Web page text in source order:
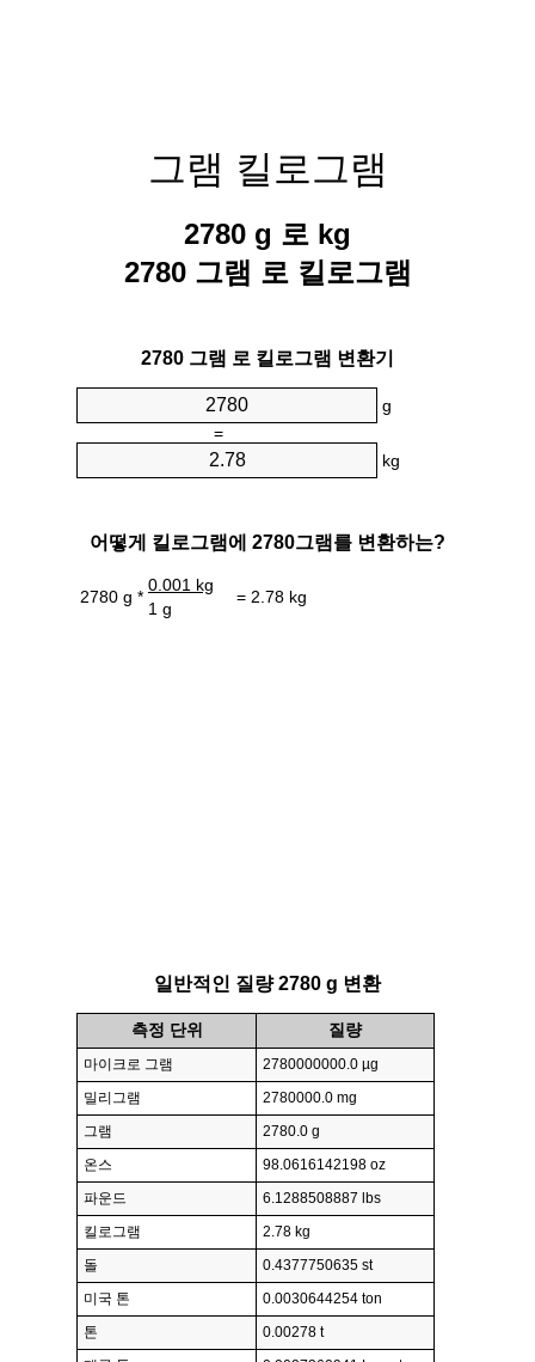
그램 킬로그램
2780 g 로 kg
2780 그램 로 킬로그램
2780 그램 로 킬로그램 변환기
g
=
kg
어떻게 킬로그램에 2780그램를 변환하는?
2780 g *
0.001 kg
= 2.78 kg
1 g
일반적인 질량 2780 g 변환
측정 단위 질량
마이크로 그램
2780000000.0 µg
밀리그램
2780000.0 mg
그램
2780.0 g
온스
98.0616142198 oz
파운드
6.1288508887 lbs
킬로그램
2.78 kg
돌
0.4377750635 st
미국 톤
0.0030644254 ton
톤
0.00278 t